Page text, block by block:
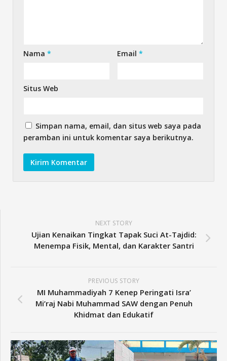
Nama * Email*
Situs Web
Simpan nama, email, dan situs web saya pada
peramban ini untuk komentar saya berikutnya.
NEXT STORY
Ujian Kenaikan Tingkat Tapak Suci At-Tajdid:
Menempa Fisik, Mental, dan Karakter Santri
PREVIOUS STORY
MI Muhammadiyah 7 Kenep Peringati Isra’
Mi’raj Nabi Muhammad SAW dengan Penuh
Khidmat dan Edukatif